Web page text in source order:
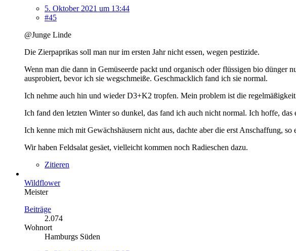
5. Oktober 2021 um 13:44
#45
@Junge Linde
Die Zierpaprikas soll man nur im ersten Jahr nicht essen, wegen pestizide.
Wenn man die dann in Gemüseerde packt und organisch oder flüssigen bio dünger
ausprobiert, bevor ich sie wegschmeiße. Geschmacklich fand ich sie normal.
Ich nehme auch hin und wieder D3+K2 tropfen. Mein problem ist die
Ich fand den letzten Winter so dunkel, das fand ich auch nicht normal. Ich hoffe,
Ich kenne mich mit Gewächshäusern nicht aus, dachte aber die erst Anschaffung, so
Wir haben Feldsalat gesäet, vielleicht kommen noch Radieschen dazu.
Zitieren
Wildflower
Meister
Beiträge
2.074
Wohnort
Hamburgs Süden